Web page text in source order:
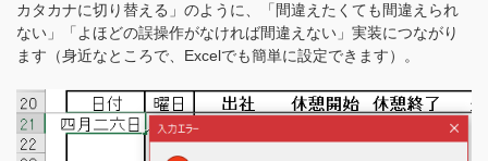
カタカナに切り替える」のように、「間違えたくても間違えられ
ない」「よほどの誤操作がなければ間違えない」実装につながり
ます（身近なところで、Excelでも簡単に設定できます）。